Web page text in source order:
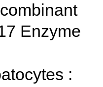
Enzyme
: